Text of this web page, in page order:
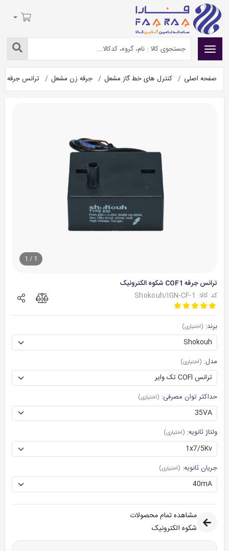
صفحه اصلی کنترل های خط گاز مشعل جرقه زن مشعل ترانس جرقه COF1 شکوه الکترونیک
1
/
1
ترانس جرقه COF1 شکوه الکترونیک
کد کالا: Shokouh/IGN-CF-1
برند: (اختیاری)
مدل: (اختیاری)
حداکثر توان مصرفی: (اختیاری)
ولتاژ ثانویه: (اختیاری)
جریان ثانویه: (اختیاری)
مشاهده تمام محصولات
شکوه الکترونیک